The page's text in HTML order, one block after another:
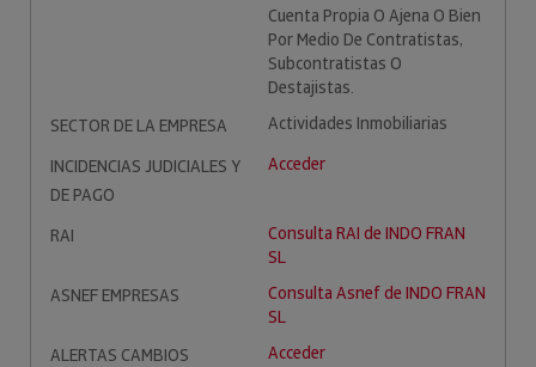
Cuenta Propia O Ajena O Bien
Por Medio De Contratistas,
Subcontratistas O
Destajistas.
SECTOR DE LA EMPRESA
Actividades Inmobiliarias
INCIDENCIAS JUDICIALES Y
DE PAGO
Acceder
RAI
Consulta RAI de INDO FRAN
SL
ASNEF EMPRESAS
Consulta Asnef de INDO FRAN
SL
ALERTAS CAMBIOS
Acceder